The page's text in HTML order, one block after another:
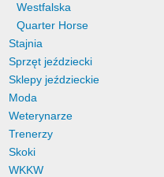
Westfalska
Quarter Horse
Stajnia
Sprzęt jeździecki
Sklepy jeździeckie
Moda
Weterynarze
Trenerzy
Skoki
WKKW